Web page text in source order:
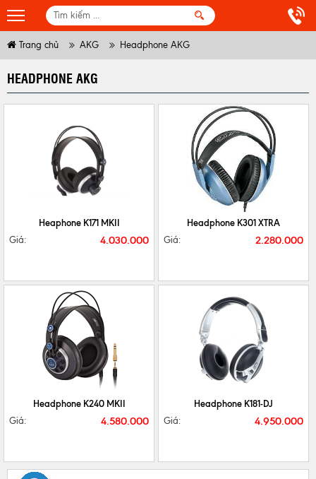
Trang chủ AKG Headphone AKG
HEADPHONE AKG
Heaphone K171 MKII
Giá: 4.030.000
MUA NGAY
Headphone K301 XTRA
Giá: 2.280.000
MUA NGAY
Headphone K240 MKII
Giá: 4.580.000
MUA NGAY
Headphone K181-DJ
Giá: 4.950.000